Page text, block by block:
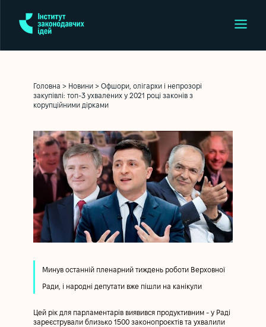
Головна > Новини > Офшори, олігархи і непрозорі
закупівлі: топ-3 ухвалених у 2021 році законів з
корупційними дірками
Минув останній пленарний тиждень роботи Верховної
Ради, і народні депутати вже пішли на канікули
Цей рік для парламентарів виявився продуктивним - у Раді
зареєстрували близько 1500 законопроєктів та ухвалили